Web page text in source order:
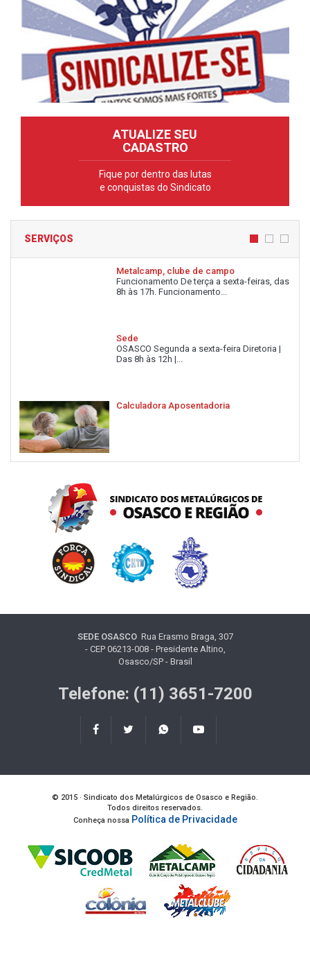
ATUALIZE SEU
CADASTRO
Fique por dentro das lutas
e conquistas do Sindicato
SERVIÇOS
Metalcamp, clube de campo
Funcionamento De terça a sexta-feiras, das
8h às 17h. Funcionamento...
Sede
OSASCO Segunda a sexta-feira Diretoria |
Das 8h às 12h |...
Calculadora Aposentadoria
SEDE OSASCORua Erasmo Braga, 307
- CEP 06213-008 - Presidente Altino,
Osasco/SP - Brasil
Telefone: (11) 3651-7200
© 2015 · Sindicato dos Metalúrgicos de Osasco e Região.
Todos direitos reservados.
Conheça nossa Política de Privacidade